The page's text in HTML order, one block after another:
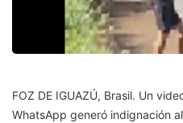
FOZ DE IGUAZÚ, Brasil. Un
WhatsApp generó indignación